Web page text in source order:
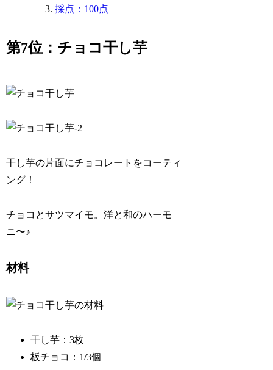
採点：100点
第7位：チョコ干し芋
干し芋の片面にチョコレートをコーティ
ング！
チョコとサツマイモ。洋と和のハーモ
ニ〜♪
材料
干し芋：3枚
板チョコ：1/3個